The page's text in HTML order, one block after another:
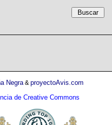
Negra& proyectoAvis.com
de Creative Commons